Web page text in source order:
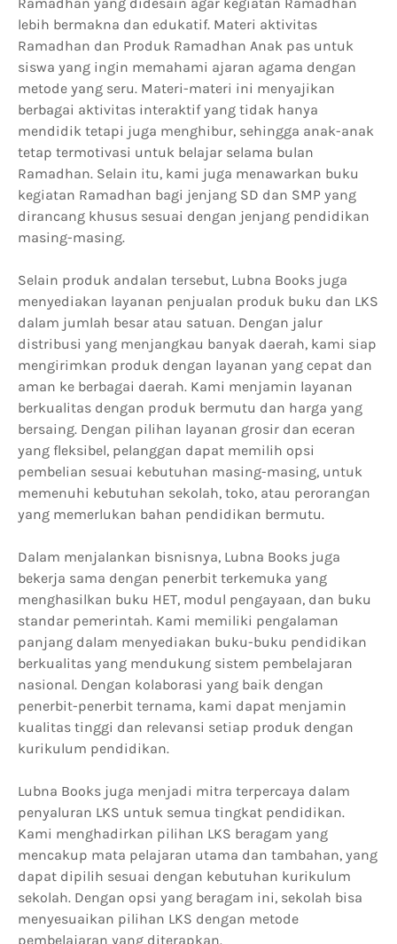
lebih bermakna dan edukatif. Materi aktivitas
Ramadhan dan Produk Ramadhan Anak pas untuk
siswa yang ingin memahami ajaran agama dengan
metode yang seru. Materi-materi ini menyajikan
berbagai aktivitas interaktif yang tidak hanya
mendidik tetapi juga menghibur, sehingga anak-anak
tetap termotivasi untuk belajar selama bulan
Ramadhan. Selain itu, kami juga menawarkan buku
kegiatan Ramadhan bagi jenjang SD dan SMP yang
dirancang khusus sesuai dengan jenjang pendidikan
masing-masing.
Selain produk andalan tersebut, Lubna Books juga
menyediakan layanan penjualan produk buku dan LKS
dalam jumlah besar atau satuan. Dengan jalur
distribusi yang menjangkau banyak daerah, kami siap
mengirimkan produk dengan layanan yang cepat dan
aman ke berbagai daerah. Kami menjamin layanan
berkualitas dengan produk bermutu dan harga yang
bersaing. Dengan pilihan layanan grosir dan eceran
yang fleksibel, pelanggan dapat memilih opsi
pembelian sesuai kebutuhan masing-masing, untuk
memenuhi kebutuhan sekolah, toko, atau perorangan
yang memerlukan bahan pendidikan bermutu.
Dalam menjalankan bisnisnya, Lubna Books juga
bekerja sama dengan penerbit terkemuka yang
menghasilkan buku HET, modul pengayaan, dan buku
standar pemerintah. Kami memiliki pengalaman
panjang dalam menyediakan buku-buku pendidikan
berkualitas yang mendukung sistem pembelajaran
nasional. Dengan kolaborasi yang baik dengan
penerbit-penerbit ternama, kami dapat menjamin
kualitas tinggi dan relevansi setiap produk dengan
kurikulum pendidikan.
Lubna Books juga menjadi mitra terpercaya dalam
penyaluran LKS untuk semua tingkat pendidikan.
Kami menghadirkan pilihan LKS beragam yang
mencakup mata pelajaran utama dan tambahan, yang
dapat dipilih sesuai dengan kebutuhan kurikulum
sekolah. Dengan opsi yang beragam ini, sekolah bisa
menyesuaikan pilihan LKS dengan metode
pembelajaran yang diterapkan.